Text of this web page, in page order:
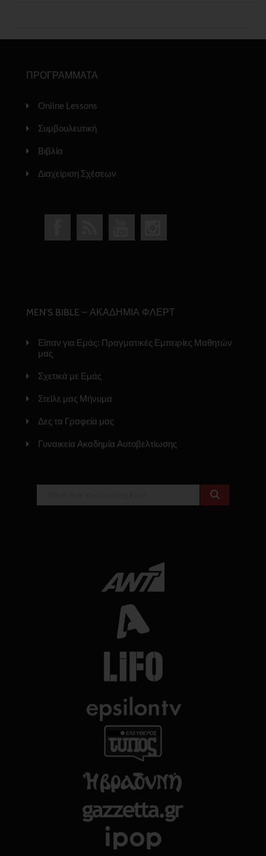
ΠΡΟΓΡΑΜΜΑΤΑ
Online Lessons
Συμβουλευτική
Βιβλία
Διαχείριση Σχέσεων
MEN’S BIBLE – ΑΚΑΔΗΜΙΑ ΦΛΕΡΤ
Είπαν για Εμάς: Πραγματικές Εμπειρίες Μαθητών
μας
Σχετικά με Εμάς
Στείλε μας Μήνυμα
Δες τα Γραφεία μας
Γυναικεία Ακαδημία Αυτοβελτίωσης